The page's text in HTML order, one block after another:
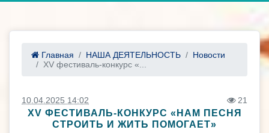
Главная НАША ДЕЯТЕЛЬНОСТЬ
Новости
XV фестиваль-конкурс «...
10.04.2025 14:02 21
XV ФЕСТИВАЛЬ-КОНКУРС «НАМ ПЕСНЯ
СТРОИТЬ И ЖИТЬ ПОМОГАЕТ»